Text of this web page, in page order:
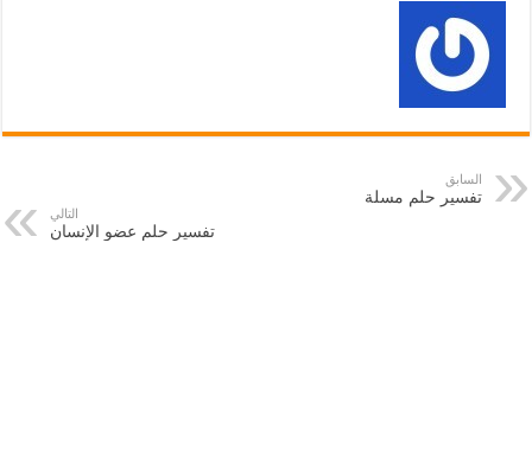
السابق
تفسير حلم مسلة
التالي
تفسير حلم عضو الإنسان